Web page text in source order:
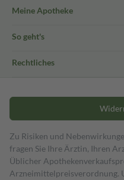
Meine Apotheke
So geht's
Rechtliches
Zu Risiken und
fragen Sie Ihre Ärztin, Ihren
Üblicher
Arzneimittelpreisverordnung.